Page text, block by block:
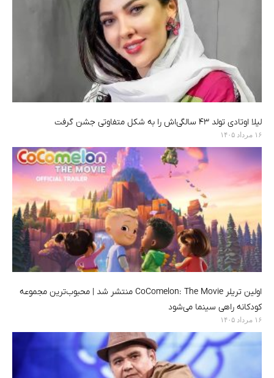
لیلا اوتادی تولد ۴۳ سالگی‌اش را به شکل متفاوتی جشن گرفت
۱۶ مرداد ۱۴۰۵
اولین تریلر CoComelon: The Movie منتشر شد | محبوب‌ترین مجموعه
کودکانه راهی سینما می‌شود
۱۶ مرداد ۱۴۰۵